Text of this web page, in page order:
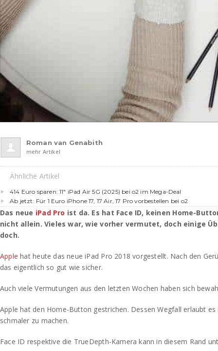
Roman van Genabith
mehr Artikel
Ähnliche Artikel
414 Euro sparen: 11″ iPad Air 5G (2025) bei o2 im Mega-Deal
Ab jetzt: Für 1 Euro iPhone 17, 17 Air, 17 Pro vorbestellen bei o2
Das neue iPad Pro ist da. Es hat Face ID, keinen Home-
nicht allein. Vieles war, wie vorher vermutet, doch einige
doch.
Apple hat heute das neue iPad Pro 2018 vorgestellt. Nach den
das eigentlich so gut wie sicher.
Auch viele Vermutungen aus den letzten Wochen haben sich
Apple hat den Home-Button gestrichen. Dessen Wegfall erlaubt
schmaler zu machen.
Face ID respektive die TrueDepth-Kamera kann in diesem Rand